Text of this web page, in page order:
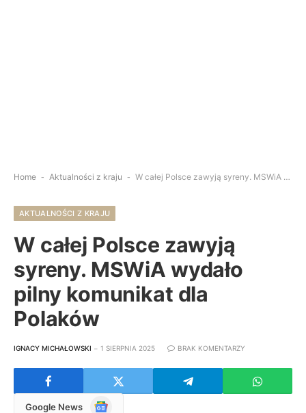
Home - Aktualności z kraju - W całej Polsce zawyją syreny. MSWiA wydało pilny komunikat dla Polaków
AKTUALNOŚCI Z KRAJU
W całej Polsce zawyją
syreny. MSWiA wydało
pilny komunikat dla
Polaków
IGNACY MICHAŁOWSKI 1 SIERPNIA 2025 BRAK KOMENTARZY
Google News
Google